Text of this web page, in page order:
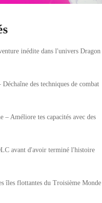
inédite dans l'univers Dragon
des techniques de combat
– Améliore tes capacités avec des
avant d'avoir terminé l'histoire
îles flottantes du Troisième Monde